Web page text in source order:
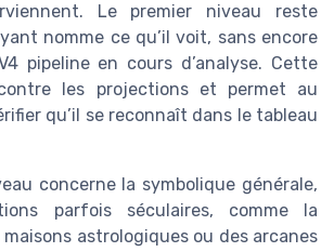
Le premier niveau reste
nomme ce qu’il voit, sans encore
pipeline en cours d’analyse. Cette
les projections et permet au
qu’il se reconnaît dans le tableau
concerne la symbolique générale,
parfois séculaires, comme la
astrologiques ou des arcanes